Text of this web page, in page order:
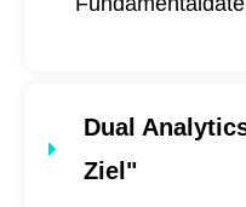
Dual
Ziel"